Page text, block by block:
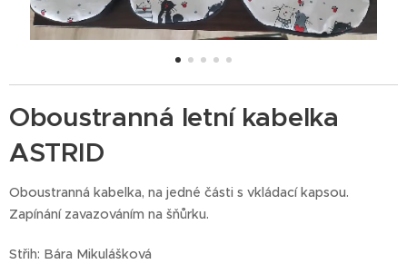
Oboustranná letní kabelka
ASTRID
Oboustranná kabelka, na jedné části s vkládací kapsou.
Zapínání zavazováním na šňůrku.
Střih: Bára Mikulášková